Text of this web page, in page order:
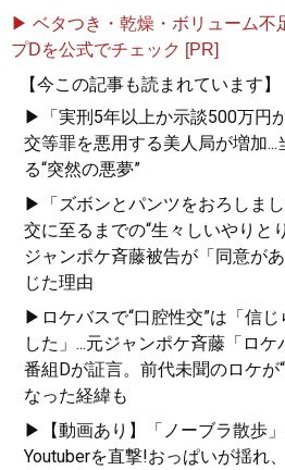
▶ ベタつき・乾燥・ボリューム不
プDを公式でチェック [PR]
【今この記事も読まれています】
▶「実刑5年以上か示談500万円
交等罪を悪用する美人局が増加...
る“突然の悪夢”
▶「ズボンとパンツをおろしまし
交に至るまでの“生々しいやりと
ジャンポケ斉藤被告が「同意が
じた理由
▶ロケバスで“口腔性交”は「信
した」...元ジャンポケ斉藤「ロ
番組Dが証言。前代未聞のロケが
なった経緯も
▶【動画あり】「ノーブラ散歩
Youtuberを直撃!おっぱいが揺れ